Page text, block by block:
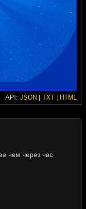
API: JSON | TXT | HTML
чем через час